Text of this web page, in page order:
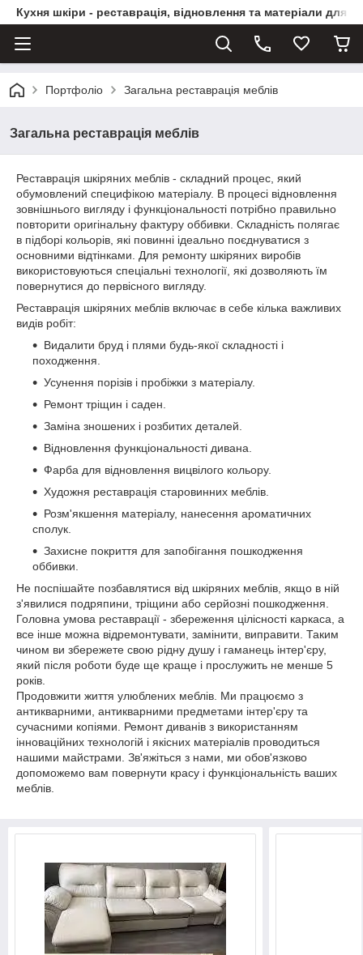
Кухня шкіри - реставрація, відновлення та матеріали для
Портфоліо Загальна реставрація меблів
Загальна реставрація меблів
Реставрація шкіряних меблів - складний процес, який
обумовлений специфікою матеріалу. В процесі відновлення
зовнішнього вигляду і функціональності потрібно правильно
повторити оригінальну фактуру оббивки. Складність полягає
в підборі кольорів, які повинні ідеально поєднуватися з
основними відтінками. Для ремонту шкіряних виробів
використовуються спеціальні технології, які дозволяють їм
повернутися до первісного вигляду.
Реставрація шкіряних меблів включає в себе кілька важливих
видів робіт:
Видалити бруд і плями будь-якої складності і
походження.
Усунення порізів і пробіжки з матеріалу.
Ремонт тріщин і саден.
Заміна зношених і розбитих деталей.
Відновлення функціональності дивана.
Фарба для відновлення вицвілого кольору.
Художня реставрація старовинних меблів.
Розм'якшення матеріалу, нанесення ароматичних
сполук.
Захисне покриття для запобігання пошкодження
оббивки.
Не поспішайте позбавлятися від шкіряних меблів, якщо в ній
з'явилися подряпини, тріщини або серйозні пошкодження.
Головна умова реставрації - збереження цілісності каркаса, а
все інше можна відремонтувати, замінити, виправити. Таким
чином ви збережете свою рідну душу і гаманець інтер'єру,
який після роботи буде ще краще і прослужить не менше 5
років.
Продовжити життя улюблених меблів. Ми працюємо з
антикварними, антикварними предметами інтер'єру та
сучасними копіями. Ремонт диванів з використанням
інноваційних технологій і якісних матеріалів проводиться
нашими майстрами. Зв'яжіться з нами, ми обов'язково
допоможемо вам повернути красу і функціональність ваших
меблів.